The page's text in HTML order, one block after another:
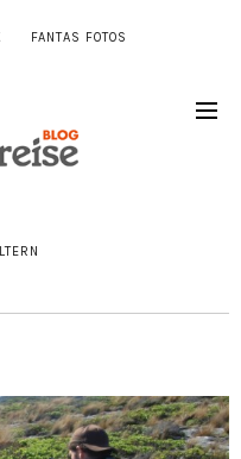
FANTAS FOTOS